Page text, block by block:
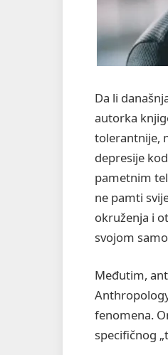
Da li
autorka
tolerantnije,
depresije
pametnim
ne pamti
okruženja i
svojom
Međutim,
fenomena.
specifičnog